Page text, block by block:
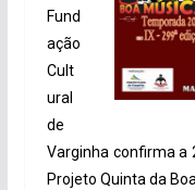
Fund
ação
Cult
ural
de
Varginha confirma a
Projeto Quinta da